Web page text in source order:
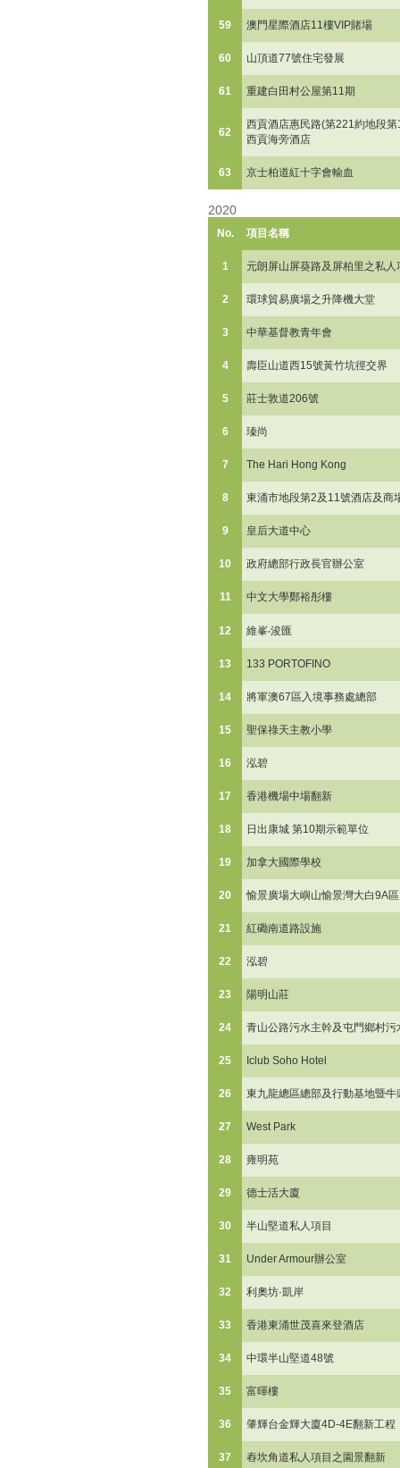
59 澳門星際酒店11樓VIP賭場
60 山頂道77號住宅發展
61 重建白田村公屋第11期
62
西貢酒店惠民路(第221約地段
西貢海旁酒店
63 京士柏道紅十字會輸血
2020
No. 項目名稱
1 元朗屏山屏葵路及屏柏里之私人
2 環球貿易廣場之升降機大堂
3 中華基督教青年會
4 壽臣山道西15號黃竹坑徑交界
5 莊士敦道206號
6 瑧尚
7 The Hari Hong Kong
8 東涌市地段第2及11號酒店及商
9 皇后大道中心
10 政府總部行政長官辦公室
11 中文大學鄭裕彤樓
12 維峯‧浚匯
13 133 PORTOFINO
14 將軍澳67區入境事務處總部
15 聖保祿天主教小學
16 泓碧
17 香港機場中場翻新
18 日出康城 第10期示範單位
19 加拿大國際學校
20 愉景廣場大嶼山愉景灣大白9A區
21 紅磡南道路設施
22 泓碧
23 陽明山莊
24 青山公路污水主幹及屯門鄉村污
25 Iclub Soho Hotel
26 東九龍總區總部及行動基地暨
27 West Park
28 雍明苑
29 德士活大廈
30 半山堅道私人項目
31 Under Armour辦公室
32 利奧坊·凱岸
33 香港東涌世茂喜來登酒店
34 中環半山堅道48號
35 富暉樓
36 肇輝台金輝大廈4D-4E翻新工程
37 舂坎角道私人項目之園景翻新